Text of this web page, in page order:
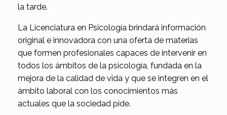
la tarde.
La Licenciatura en Psicología brindará información
original e innovadora con una oferta de materias
que formen profesionales capaces de intervenir en
todos los ámbitos de la psicología, fundada en la
mejora de la calidad de vida y que se integren en el
ámbito laboral con los conocimientos más
actuales que la sociedad pide.